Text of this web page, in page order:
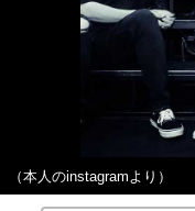
（本人のinstagramより）